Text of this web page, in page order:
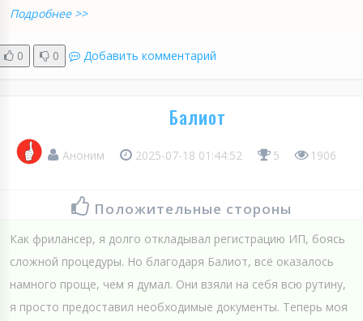
Подробнее >>
0 0 Добавить комментарий
Балиот
Аноним 2025-07-18 01:44:52 5 1906
Положительные стороны
Как фрилансер, я долго откладывал регистрацию ИП, боясь
сложной процедуры. Но благодаря Балиот, всё оказалось
намного проще, чем я думал. Они взяли на себя всю рутину,
я просто предоставил необходимые документы. Теперь моя